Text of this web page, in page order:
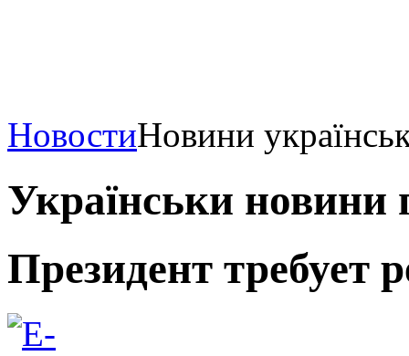
НовостиНовини
Українськи новини
Президент требует